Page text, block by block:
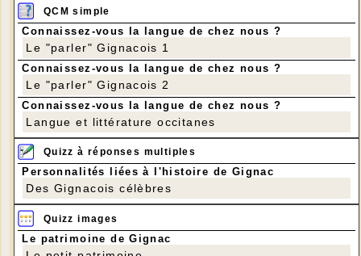
animés par Estelle Blanqui,
Conseillère numérique du Lot.
Vous possédez un équipement informatique et
avez des questions sur le numérique ? Venez
avec votre matériel et posez vos questions
Le rendez-vous est individuel et vous venez
avec votre ordinateur portable, votre
smartphone ou votre tablette.
Si vous êtes intéressé-e-s, merci de nous
répondre en précisant l'heure qui vous
intéresse
QCM simple
Connaissez-vous la langue de chez nous ?
Le "parler" Gignacois 1
Connaissez-vous la langue de chez nous ?
Le "parler" Gignacois 2
Connaissez-vous la langue de chez nous ?
Langue et littérature occitanes
Quizz à réponses multiples
Personnalités liées à l'histoire de Gignac
Des Gignacois célèbres
Quizz images
Le patrimoine de Gignac